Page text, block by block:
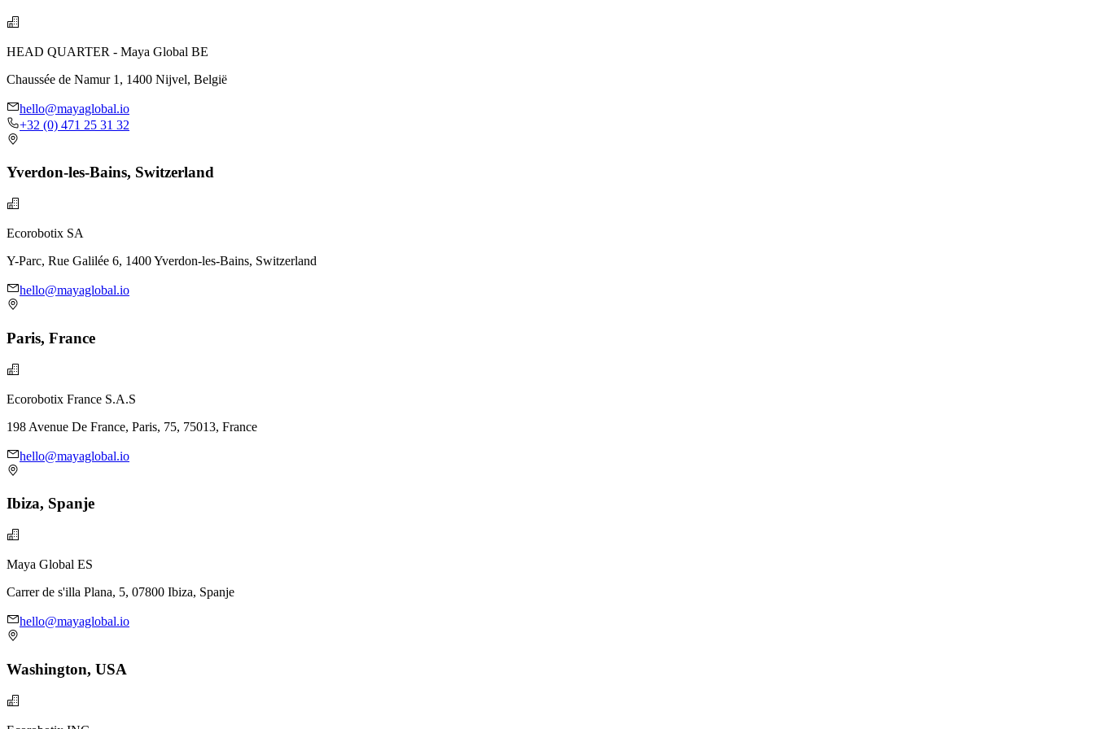
HEAD QUARTER - Maya Global BE
Chaussée de Namur 1, 1400 Nijvel, België
hello@mayaglobal.io
+32 (0) 471 25 31 32
Yverdon-les-Bains, Switzerland
Ecorobotix SA
Y-Parc, Rue Galilée 6, 1400 Yverdon-les-Bains, Switzerland
hello@mayaglobal.io
Paris, France
Ecorobotix France S.A.S
198 Avenue De France, Paris, 75, 75013, France
hello@mayaglobal.io
Ibiza, Spanje
Maya Global ES
Carrer de s'illa Plana, 5, 07800 Ibiza, Spanje
hello@mayaglobal.io
Washington, USA